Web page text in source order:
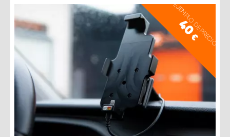
EJEMPLO DE PRECIO
40
€